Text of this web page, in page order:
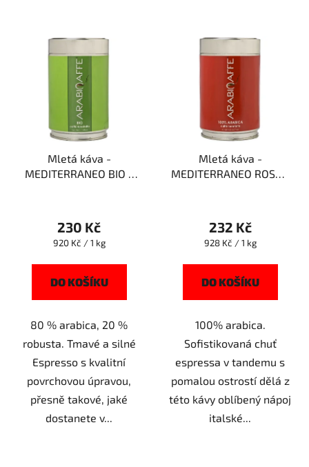
Mletá káva -
MEDITERRANEO BIO -
230 Kč
Měrná
920 Kč / 1 kg
DO KOŠÍKU
80 % arabica, 20 %
robusta. Tmavé a silné
Espresso s kvalitní
povrchovou úpravou,
přesně takové, jaké
dostanete v...
Mletá káva -
MEDITERRANEO ROSSO
232 Kč
Měrná
928 Kč / 1 kg
DO KOŠÍKU
100% arabica.
Sofistikovaná chuť
espressa v tandemu s
pomalou ostrostí dělá z
této kávy oblíbený nápoj
italské...